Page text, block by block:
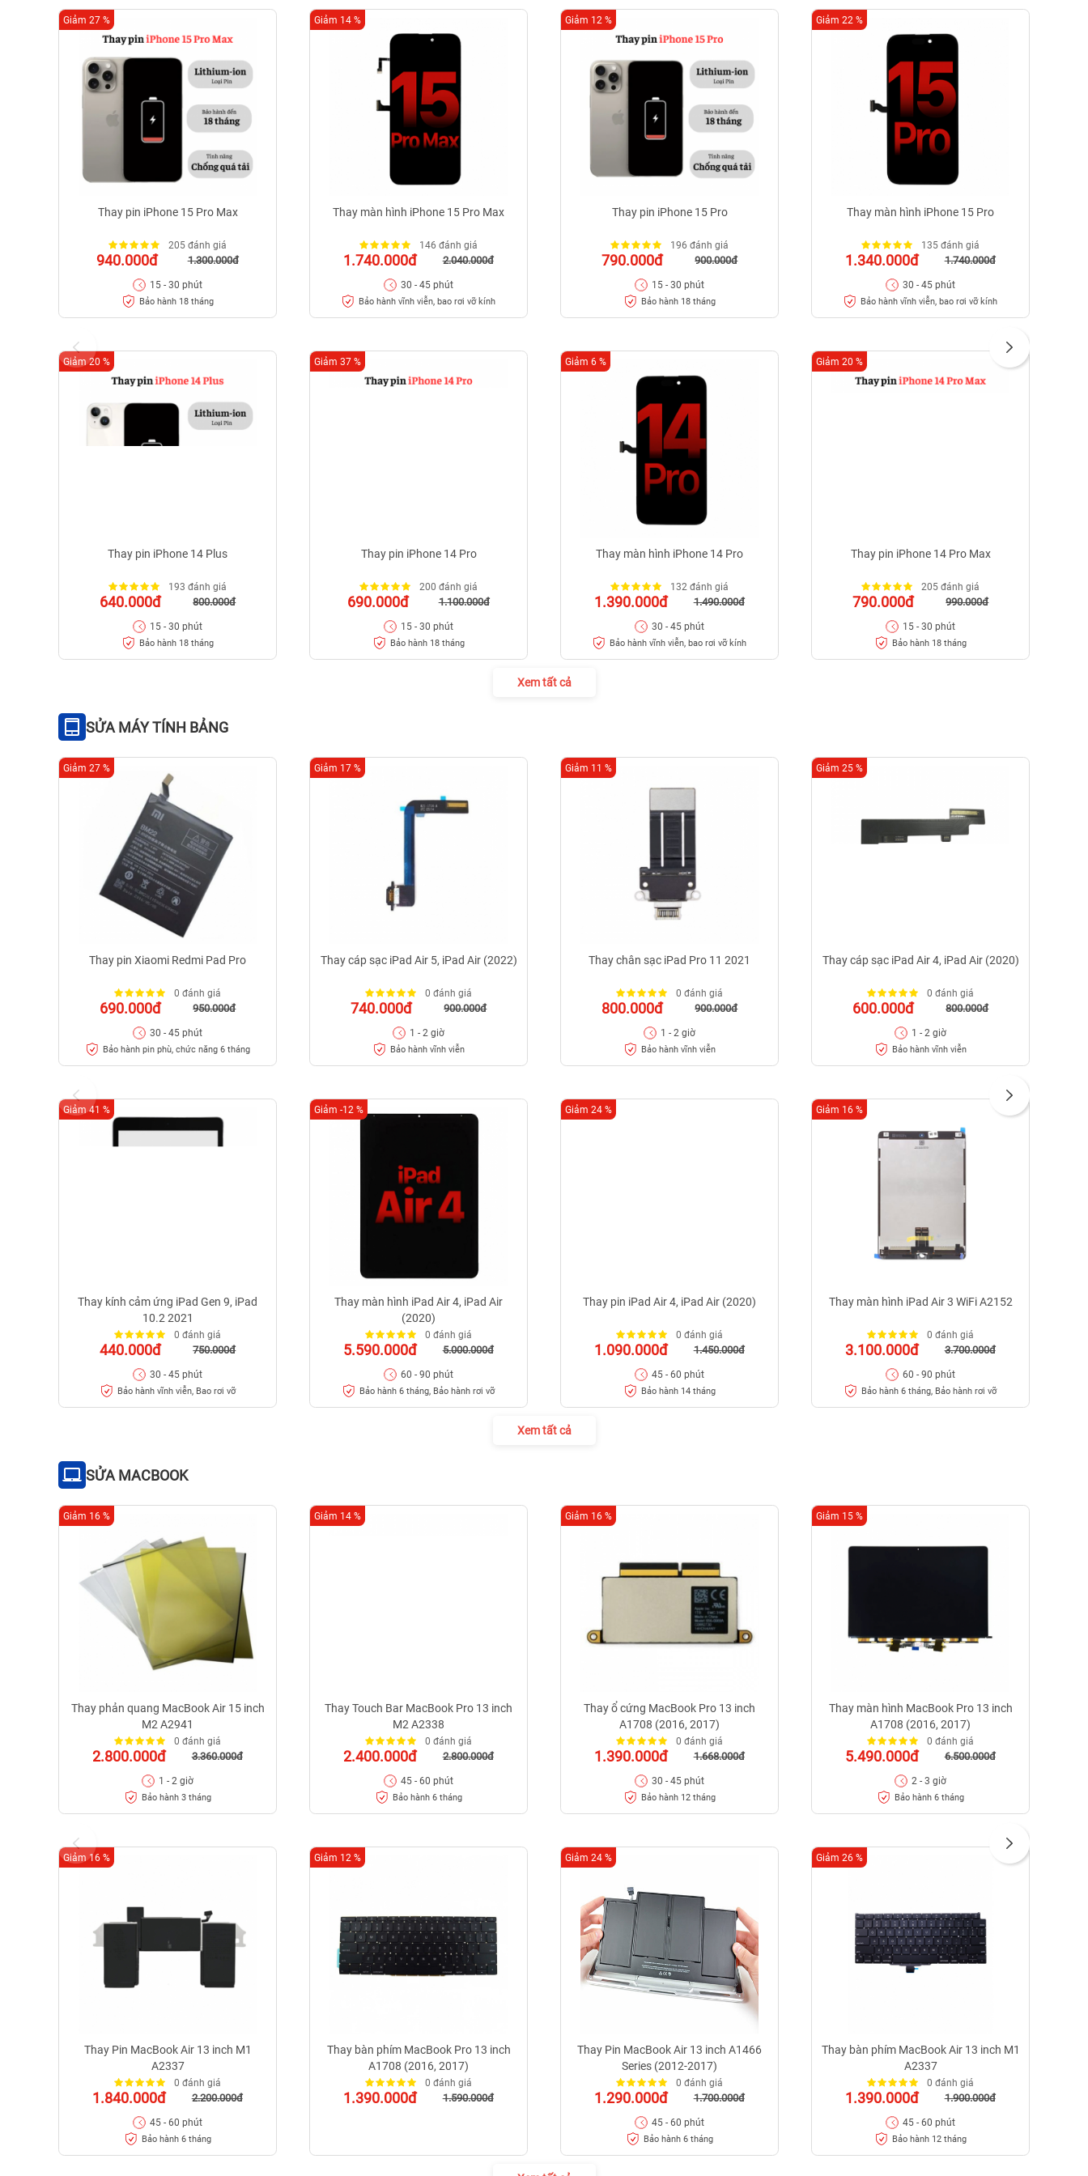
Thay pin iPhone 15 Pro Max
205 đánh giá
940.000đ 1.300.000đ
Giảm 27 %
15 - 30 phút
Bảo hành 18 tháng
Thay màn hình iPhone 15 Pro Max
146 đánh giá
1.740.000đ 2.040.000đ
Giảm 14 %
30 - 45 phút
Bảo hành vĩnh viễn, bao rơi vỡ kính
Thay pin iPhone 15 Pro
196 đánh giá
790.000đ 900.000đ
Giảm 12 %
15 - 30 phút
Bảo hành 18 tháng
Thay màn hình iPhone 15 Pro
135 đánh giá
1.340.000đ 1.740.000đ
Giảm 22 %
30 - 45 phút
Bảo hành vĩnh viễn, bao rơi vỡ kính
Thay pin iPhone 14 Plus
193 đánh giá
640.000đ 800.000đ
Giảm 20 %
15 - 30 phút
Bảo hành 18 tháng
Thay pin iPhone 14 Pro
200 đánh giá
690.000đ 1.100.000đ
Giảm 37 %
15 - 30 phút
Bảo hành 18 tháng
Thay màn hình iPhone 14 Pro
132 đánh giá
1.390.000đ 1.490.000đ
Giảm 6 %
30 - 45 phút
Bảo hành vĩnh viễn, bao rơi vỡ kính
Thay pin iPhone 14 Pro Max
205 đánh giá
790.000đ 990.000đ
Giảm 20 %
15 - 30 phút
Bảo hành 18 tháng
Xem tất cả
SỬA MÁY TÍNH BẢNG
Thay pin Xiaomi Redmi Pad Pro
0 đánh giá
690.000đ 950.000đ
Giảm 27 %
30 - 45 phút
Bảo hành pin phù, chức năng 6 tháng
Thay cáp sạc iPad Air 5, iPad Air (2022)
0 đánh giá
740.000đ 900.000đ
Giảm 17 %
1 - 2 giờ
Bảo hành vĩnh viễn
Thay chân sạc iPad Pro 11 2021
0 đánh giá
800.000đ 900.000đ
Giảm 11 %
1 - 2 giờ
Bảo hành vĩnh viễn
Thay cáp sạc iPad Air 4, iPad Air (2020)
0 đánh giá
600.000đ 800.000đ
Giảm 25 %
1 - 2 giờ
Bảo hành vĩnh viễn
Thay kính cảm ứng iPad Gen 9, iPad
10.2 2021
0 đánh giá
440.000đ 750.000đ
Giảm 41 %
30 - 45 phút
Bảo hành vĩnh viễn, Bao rơi vỡ
Thay màn hình iPad Air 4, iPad Air
(2020)
0 đánh giá
5.590.000đ 5.000.000đ
Giảm -12 %
60 - 90 phút
Bảo hành 6 tháng, Bảo hành rơi vỡ
Thay pin iPad Air 4, iPad Air (2020)
0 đánh giá
1.090.000đ 1.450.000đ
Giảm 24 %
45 - 60 phút
Bảo hành 14 tháng
Thay màn hình iPad Air 3 WiFi A2152
0 đánh giá
3.100.000đ 3.700.000đ
Giảm 16 %
60 - 90 phút
Bảo hành 6 tháng, Bảo hành rơi vỡ
Xem tất cả
SỬA MACBOOK
Thay phản quang MacBook Air 15 inch
M2 A2941
0 đánh giá
2.800.000đ 3.360.000đ
Giảm 16 %
1 - 2 giờ
Bảo hành 3 tháng
Thay Touch Bar MacBook Pro 13 inch
M2 A2338
0 đánh giá
2.400.000đ 2.800.000đ
Giảm 14 %
45 - 60 phút
Bảo hành 6 tháng
Thay ổ cứng MacBook Pro 13 inch
A1708 (2016, 2017)
0 đánh giá
1.390.000đ 1.668.000đ
Giảm 16 %
30 - 45 phút
Bảo hành 12 tháng
Thay màn hình MacBook Pro 13 inch
A1708 (2016, 2017)
0 đánh giá
5.490.000đ 6.500.000đ
Giảm 15 %
2 - 3 giờ
Bảo hành 6 tháng
Thay Pin MacBook Air 13 inch M1
A2337
0 đánh giá
1.840.000đ 2.200.000đ
Giảm 16 %
45 - 60 phút
Bảo hành 6 tháng
Thay bàn phím MacBook Pro 13 inch
A1708 (2016, 2017)
0 đánh giá
1.390.000đ 1.590.000đ
Giảm 12 %
Thay Pin MacBook Air 13 inch A1466
Series (2012-2017)
0 đánh giá
1.290.000đ 1.700.000đ
Giảm 24 %
45 - 60 phút
Bảo hành 6 tháng
Thay bàn phím MacBook Air 13 inch M1
A2337
0 đánh giá
1.390.000đ 1.900.000đ
Giảm 26 %
45 - 60 phút
Bảo hành 12 tháng